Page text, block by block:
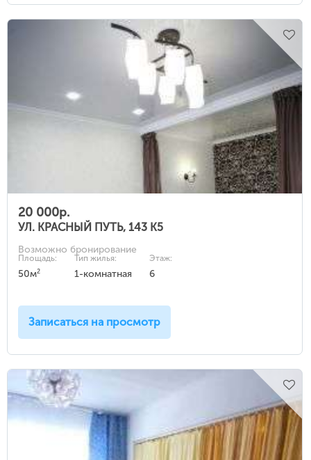
20 000р.
УЛ. КРАСНЫЙ ПУТЬ, 143 К5
Возможно бронирование
Площадь:
50м2
Тип жилья:
1-комнатная
Этаж:
6
Записаться на просмотр